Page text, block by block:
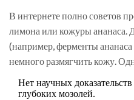
В интернете полно советов
лимона или кожуры ананаса.
(например, ферменты
немного размягчить кожу.
Нет научных
глубоких мозолей.